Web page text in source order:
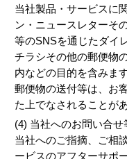
当社製品・サービスに
ン・ニュースレターそ
等のSNSを通じたダイ
チラシその他の郵便物
内などの目的を含みま
郵便物の送付等は、お
た上でなされることが
(4) 当社へのお問い合せ
当社へのご指摘、ご相
ービスのアフターサポ